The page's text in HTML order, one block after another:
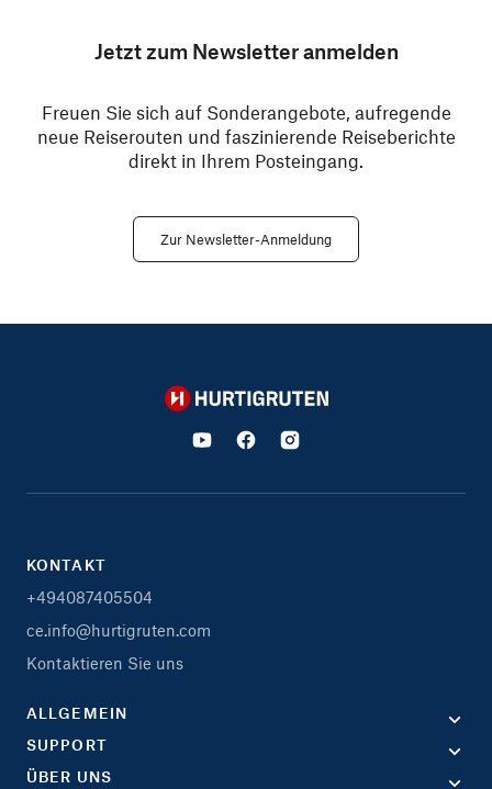
Jetzt zum Newsletter anmelden
Freuen Sie sich auf Sonderangebote, aufregende
neue Reiserouten und faszinierende Reiseberichte
direkt in Ihrem Posteingang.
Zur Newsletter-Anmeldung
Hurtigruten
KONTAKT
+494087405504
ce.info@hurtigruten.com
Kontaktieren Sie uns
ALLGEMEIN
SUPPORT
ÜBER UNS